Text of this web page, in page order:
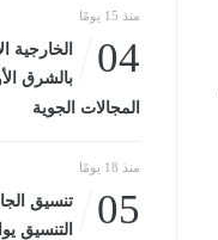
منذ 15 يومًا
04
الخارجية
بالشرق
المجالات الجوية
منذ 18 يومًا
05
التنسيق